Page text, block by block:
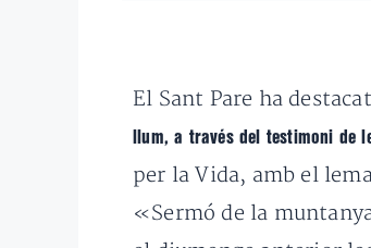
El Sant Pare ha
llum, a través del testimoni de
per la Vida, amb el
«Sermó de la